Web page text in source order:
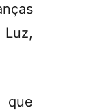
que